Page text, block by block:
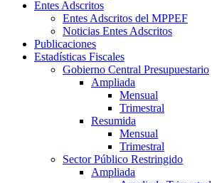
Entes Adscritos
Entes Adscritos del MPPEF
Noticias Entes Adscritos
Publicaciones
Estadísticas Fiscales
Gobierno Central Presupuestario
Ampliada
Mensual
Trimestral
Resumida
Mensual
Trimestral
Sector Público Restringido
Ampliada